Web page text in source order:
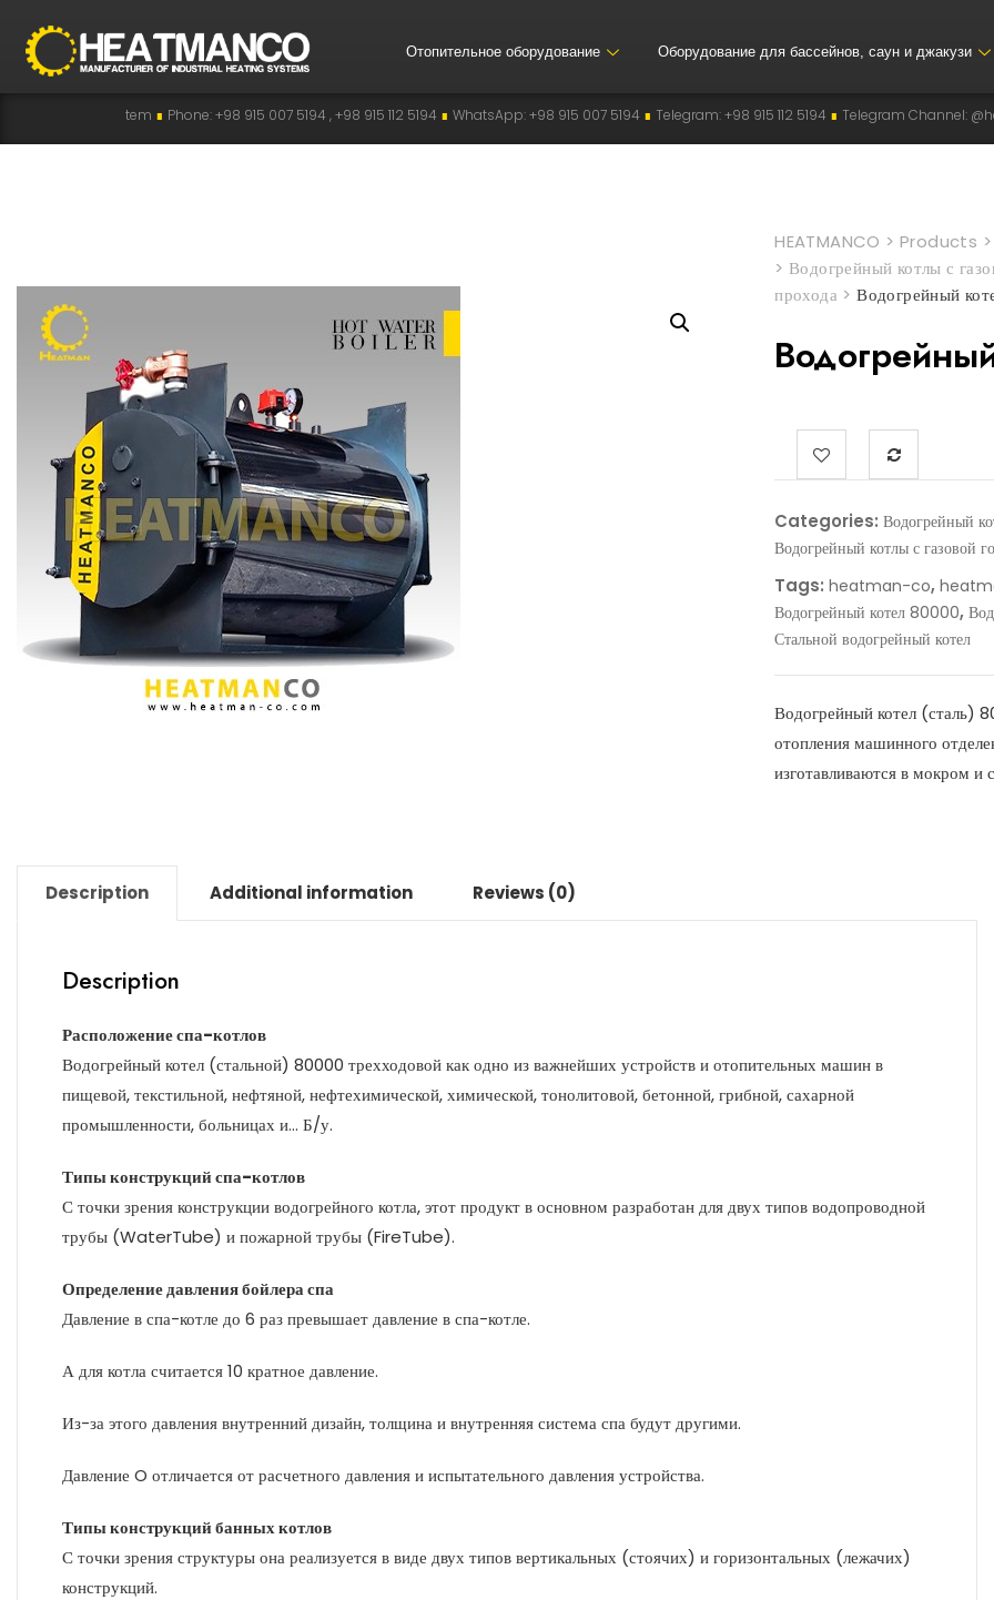
Отопительное оборудование Оборудование для бассейнов, саун и джакузи
Phone: +98 915 007 5194 , +98 915 112 5194 ∎WhatsApp: +98 915 007 5194∎Telegram: +98 915 112 5194∎Telegram Channel: @heatmanco∎
HEATMANCO >Products
> Водогрейный котлы с
прохода >Водогрейный
Categories:Водогрейный
Водогрейный котлы с газовой
Tags:heatman-co,
Водогрейный котел 80000,
Стальной водогрейный котел
Водогрейный котел (сталь)
отопления машинного
изготавливаются в мокром и
Description Additional information Reviews (0)
Description
Расположение спа-котлов
Водогрейный котел (стальной) 80000 трехходовой как одно из важнейших устройств и отопительных машин в
пищевой, текстильной, нефтяной, нефтехимической, химической, тонолитовой, бетонной, грибной, сахарной
промышленности, больницах и… Б/у.
Типы конструкций спа-котлов
С точки зрения конструкции водогрейного котла, этот продукт в основном разработан для двух типов водопроводной
трубы (WaterTube) и пожарной трубы (FireTube).
Определение давления бойлера спа
Давление в спа-котле до 6 раз превышает давление в спа-котле.
А для котла считается 10 кратное давление.
Из-за этого давления внутренний дизайн, толщина и внутренняя система спа будут другими.
Давление O отличается от расчетного давления и испытательного давления устройства.
Типы конструкций банных котлов
С точки зрения структуры она реализуется в виде двух типов вертикальных (стоячих) и горизонтальных (лежачих)
конструкций.